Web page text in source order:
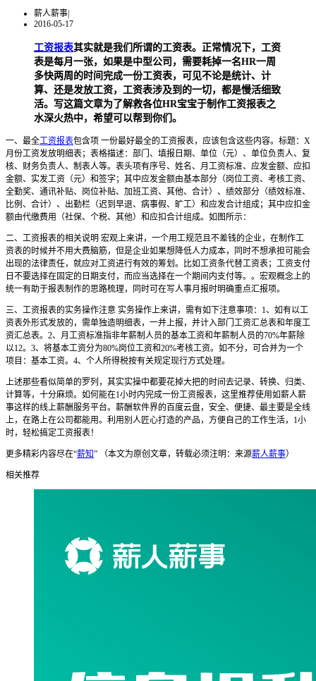
薪人薪事|
2016-05-17
工资报表其实就是我们所谓的工资表。正常情况下，工资
表是每月一张，如果是中型公司，需要耗掉一名HR一周
多快两周的时间完成一份工资表，可见不论是统计、计
算、还是发放工资，工资表涉及到的一切，都是慢活细致
活。写这篇文章为了解救各位HR宝宝于制作工资报表之
水深火热中，希望可以帮到你们。
一、最全工资报表包含项 一份最好最全的工资报表，应该包含这些内容。标题：X
月份工资发放明细表；表格描述：部门、填报日期、单位（元）、单位负责人、复
核、财务负责人、制表人等。表头项有序号、姓名、月工资标准、应发金额、应扣
金额、实发工资（元）和签字；其中应发金额由基本部分（岗位工资、考核工资、
全勤奖、通讯补贴、岗位补贴、加班工资、其他、合计）、绩效部分（绩效标准、
比例、合计）、出勤栏（迟到早退、病事假、旷工）和应发合计组成；其中应扣金
额由代缴费用（社保、个税、其他）和应扣合计组成。如图所示：
二、工资报表的相关说明 宏观上来讲，一个用工规范且不差钱的企业，在制作工
资表的时候并不用大费脑筋，但是企业如果想降低人力成本，同时不想承担可能会
出现的法律责任，就应对工资进行有效的筹划。比如工资条代替工资表；工资支付
日不要选择在固定的日期支付，而应当选择在一个期间内支付等。。宏观概念上的
统一有助于报表制作的思路梳理，同时可在写人事月报时明确重点汇报项。
三、工资报表的实务操作注意 实务操作上来讲，需有如下注意事项：1、如有以工
资表外形式发放的，需单独造明细表，一并上报，并计入部门工资汇总表和年度工
资汇总表。2、月工资标准指非年薪制人员的基本工资和年薪制人员的70%年薪除
以12。3、将基本工资分为80%岗位工资和20%考核工资。如不分，可合并为一个
项目：基本工资。4、个人所得税按有关规定现行方式处理。
上述那些看似简单的罗列，其实实操中都要花掉大把的时间去记录、转换、归类、
计算等，十分麻烦。如何能在1小时内完成一份工资报表，这里推荐使用如薪人薪
事这样的线上薪酬服务平台。薪酬软件界的百度云盘，安全、便捷、最主要是全线
上，在路上在公司都能用。利用别人匠心打造的产品，方便自己的工作生活，1小
时，轻松搞定工资报表！
更多精彩内容尽在“薪知” （本文为原创文章，转载必须注明：来源薪人薪事）
相关推荐